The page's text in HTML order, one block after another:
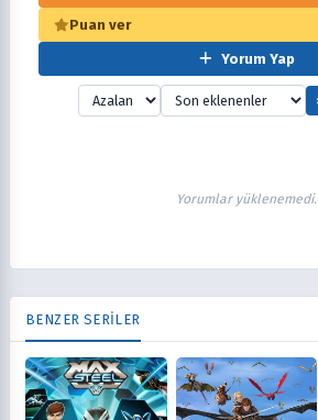
Puan ver
Yorum Yap
Yorumlar yüklenemedi.
BENZER SERİLER